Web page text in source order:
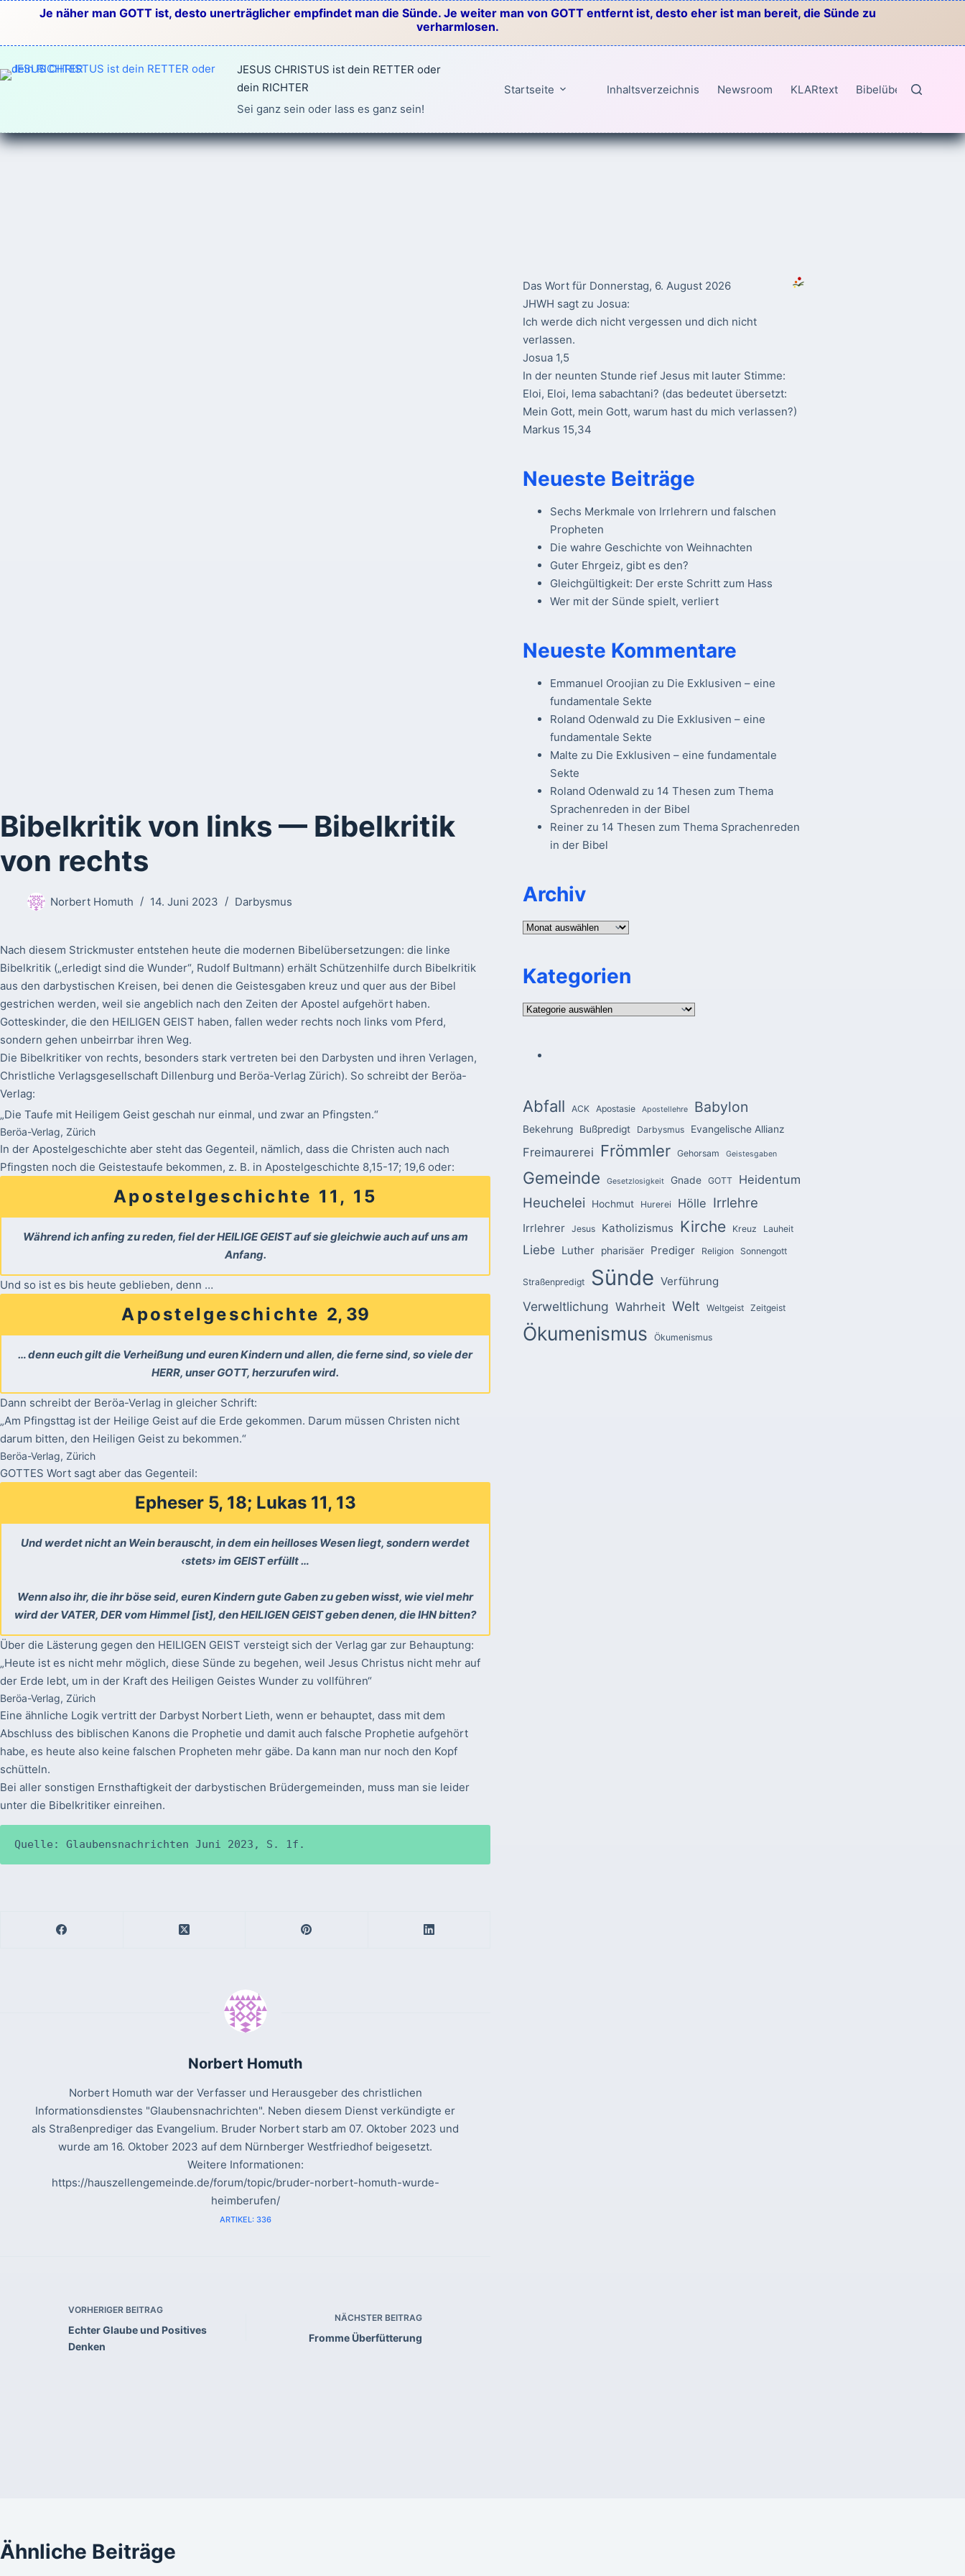
springen
Je näher man GOTT ist, desto unerträglicher empfindet man die Sünde. Je weiter man von GOTT entfernt ist, desto eher ist man bereit, die Sünde zu
verharmlosen.
JESUS CHRISTUS ist dein RETTER oder
dein RICHTER
Sei ganz sein oder lass es ganz sein!
Startseite Inhaltsverzeichnis Newsroom KLARtext Bibelübersetzungen
Bibelkritik von links — Bibelkritik
von rechts
Norbert Homuth 14. Juni 2023 Darbysmus
Nach diesem Strickmuster entstehen heute die modernen Bibelübersetzungen: die linke
Bibelkritik („erledigt sind die Wunder“, Rudolf Bultmann) erhält Schützenhilfe durch Bibelkritik
aus den darbystischen Kreisen, bei denen die Geistesgaben kreuz und quer aus der Bibel
gestrichen werden, weil sie angeblich nach den Zeiten der Apostel aufgehört haben.
Gotteskinder, die den HEILIGEN GEIST haben, fallen weder rechts noch links vom Pferd,
sondern gehen unbeirrbar ihren Weg.
Die Bibelkritiker von rechts, besonders stark vertreten bei den Darbysten und ihren Verlagen,
Christliche Verlagsgesellschaft Dillenburg und Beröa-Verlag Zürich). So schreibt der Beröa-
Verlag:
„Die Taufe mit Heiligem Geist geschah nur einmal, und zwar an Pfingsten.“
Beröa-Verlag, Zürich
In der Apostelgeschichte aber steht das Gegenteil, nämlich, dass die Christen auch nach
Pfingsten noch die Geistestaufe bekommen, z. B. in Apostelgeschichte 8,15-17; 19,6 oder:
Apostelgeschichte 11, 15
Während ich anfing zu reden, fiel der HEILIGE GEIST auf sie gleichwie auch auf uns am
Anfang.
Und so ist es bis heute geblieben, denn …
Apostelgeschichte 2, 39
… denn euch gilt die Verheißung und euren Kindern und allen, die ferne sind, so viele der
HERR, unser GOTT, herzurufen wird.
Dann schreibt der Beröa-Verlag in gleicher Schrift:
„Am Pfingsttag ist der Heilige Geist auf die Erde gekommen. Darum müssen Christen nicht
darum bitten, den Heiligen Geist zu bekommen.“
Beröa-Verlag, Zürich
GOTTES Wort sagt aber das Gegenteil:
Epheser 5, 18; Lukas 11, 13
Und werdet nicht an Wein berauscht, in dem ein heilloses Wesen liegt, sondern werdet
‹stets› im GEIST erfüllt …
Wenn also ihr, die ihr böse seid, euren Kindern gute Gaben zu geben wisst, wie viel mehr
wird der VATER, DER vom Himmel [ist], den HEILIGEN GEIST geben denen, die IHN bitten?
Über die Lästerung gegen den HEILIGEN GEIST versteigt sich der Verlag gar zur Behauptung:
„Heute ist es nicht mehr möglich, diese Sünde zu begehen, weil Jesus Christus nicht mehr auf
der Erde lebt, um in der Kraft des Heiligen Geistes Wunder zu vollführen“
Beröa-Verlag, Zürich
Eine ähnliche Logik vertritt der Darbyst Norbert Lieth, wenn er behauptet, dass mit dem
Abschluss des biblischen Kanons die Prophetie und damit auch falsche Prophetie aufgehört
habe, es heute also keine falschen Propheten mehr gäbe. Da kann man nur noch den Kopf
schütteln.
Bei aller sonstigen Ernsthaftigkeit der darbystischen Brüdergemeinden, muss man sie leider
unter die Bibelkritiker einreihen.
Quelle: Glaubensnachrichten Juni 2023, S. 1f.
Norbert Homuth
Norbert Homuth war der Verfasser und Herausgeber des christlichen
Informationsdienstes "Glaubensnachrichten". Neben diesem Dienst verkündigte er
als Straßenprediger das Evangelium. Bruder Norbert starb am 07. Oktober 2023 und
wurde am 16. Oktober 2023 auf dem Nürnberger Westfriedhof beigesetzt.
Weitere Informationen:
https://hauszellengemeinde.de/forum/topic/bruder-norbert-homuth-wurde-
heimberufen/
ARTIKEL: 336
VORHERIGER BEITRAG
Echter Glaube und Positives
Denken
NÄCHSTER BEITRAG
Fromme Überfütterung
Das Wort für Donnerstag, 6. August 2026
JHWH sagt zu Josua:
Ich werde dich nicht vergessen und dich nicht
verlassen.
Josua 1,5
In der neunten Stunde rief Jesus mit lauter Stimme:
Eloi, Eloi, lema sabachtani? (das bedeutet übersetzt:
Mein Gott, mein Gott, warum hast du mich verlassen?)
Markus 15,34
Neueste Beiträge
Sechs Merkmale von Irrlehrern und falschen
Propheten
Die wahre Geschichte von Weihnachten
Guter Ehrgeiz, gibt es den?
Gleichgültigkeit: Der erste Schritt zum Hass
Wer mit der Sünde spielt, verliert
Neueste Kommentare
Emmanuel Oroojian zu Die Exklusiven – eine
fundamentale Sekte
Roland Odenwald zu Die Exklusiven – eine
fundamentale Sekte
Malte zu Die Exklusiven – eine fundamentale
Sekte
Roland Odenwald zu 14 Thesen zum Thema
Sprachenreden in der Bibel
Reinerzu 14 Thesen zum Thema Sprachenreden
in der Bibel
Archiv
Archiv
Kategorien
Kategorien
Abfall ACK Apostasie Apostellehre Babylon
Bekehrung Bußpredigt Darbysmus Evangelische Allianz
Freimaurerei Frömmler Gehorsam Geistesgaben
Gemeinde Gesetzlosigkeit Gnade GOTT Heidentum
Heuchelei Hochmut Hurerei Hölle Irrlehre
Irrlehrer Jesus Katholizismus Kirche Kreuz Lauheit
Liebe Luther pharisäer Prediger Religion Sonnengott
Straßenpredigt Sünde Verführung
Verweltlichung Wahrheit Welt Weltgeist Zeitgeist
Ökumenismus Ökumenismus
Ähnliche Beiträge